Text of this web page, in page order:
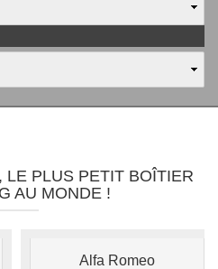
LE PLUS PETIT BOÎTIER
AU MONDE !
Alfa Romeo